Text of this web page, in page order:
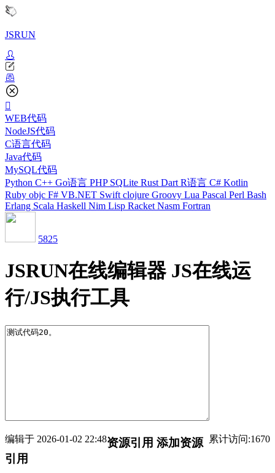
JSRUN
WEB代码
NodeJS代码
C语言代码
Java代码
MySQL代码
Python C++ Go语言 PHP SQLite Rust Dart R语言 C# Kotlin
Ruby objc F# VB.NET Swift clojure Groovy Lua Pascal Perl Bash
Erlang Scala Haskell Nim Lisp Racket Nasm Fortran
5825
JSRUN在线编辑器 JS在线运
行/JS执行工具
编辑于 2026-01-02 22:48 累计访问:1670
资源引用 添加资源
引用